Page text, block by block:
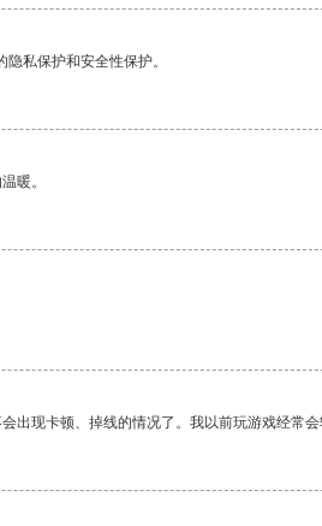
私保护和安全性保护。
暖。
出现卡顿、掉线的情况了。我以前玩游戏经常